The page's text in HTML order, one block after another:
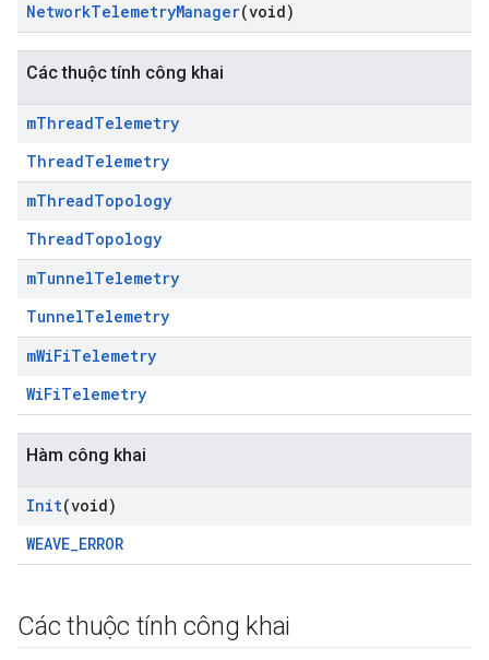
NetworkTelemetryManager(void)
Các thuộc tính công khai
mThreadTelemetry
ThreadTelemetry
mThreadTopology
ThreadTopology
mTunnelTelemetry
TunnelTelemetry
mWiFiTelemetry
WiFiTelemetry
Hàm công khai
Init(void)
WEAVE_ERROR
Các thuộc tính công khai